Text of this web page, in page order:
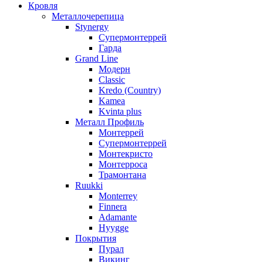
Кровля
Металлочерепица
Stynergy
Супермонтеррей
Гарда
Grand Line
Модерн
Classic
Kredo (Country)
Kamea
Kvinta plus
Металл Профиль
Монтеррей
Супермонтеррей
Монтекристо
Монтерроса
Трамонтана
Ruukki
Monterrey
Finnera
Adamante
Hyygge
Покрытия
Пурал
Викинг